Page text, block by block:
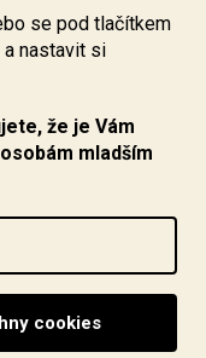
se pod tlačítkem
a nastavit si
že je Vám
mladším
18 LET. Pijte s
. Všechna práva
cookies